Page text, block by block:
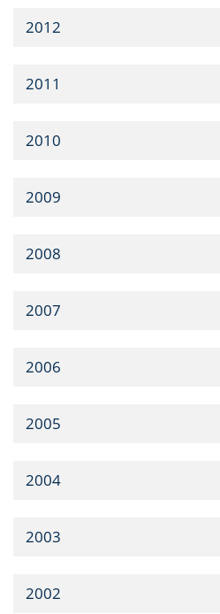
2012
2011
2010
2009
2008
2007
2006
2005
2004
2003
2002